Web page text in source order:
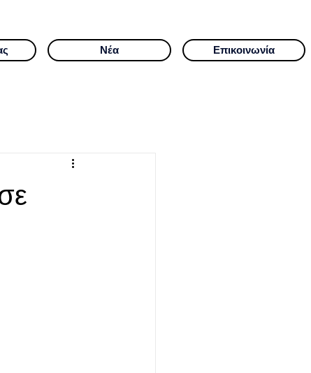
Νέα Επικοινωνία